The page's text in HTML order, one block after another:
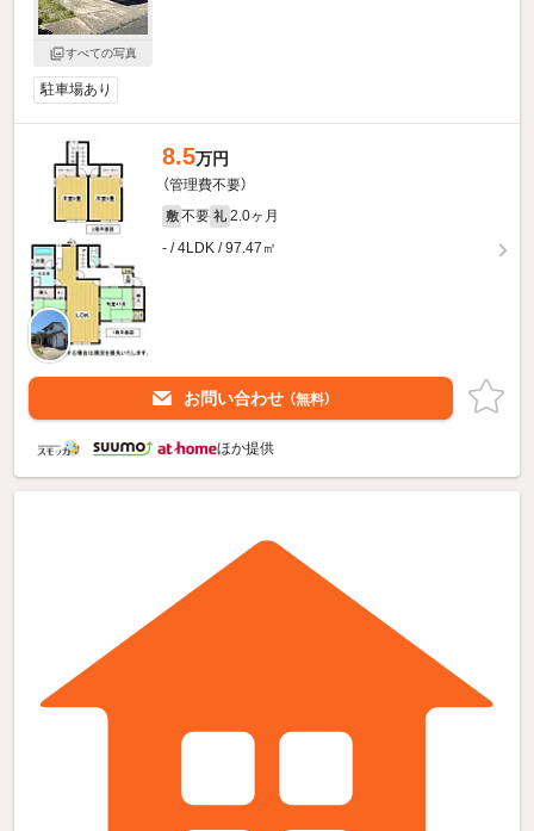
すべての写真
駐車場あり
8.5万円
（管理費不要）
敷 不要 礼 2.0ヶ月
- / 4LDK / 97.47㎡
お問い合わせ （無料）
ほか提供